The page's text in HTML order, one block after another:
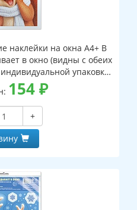
наклейки на окна А4+ В
в окно (видны с обеих
упаковке,
клапаном)
154₽
+